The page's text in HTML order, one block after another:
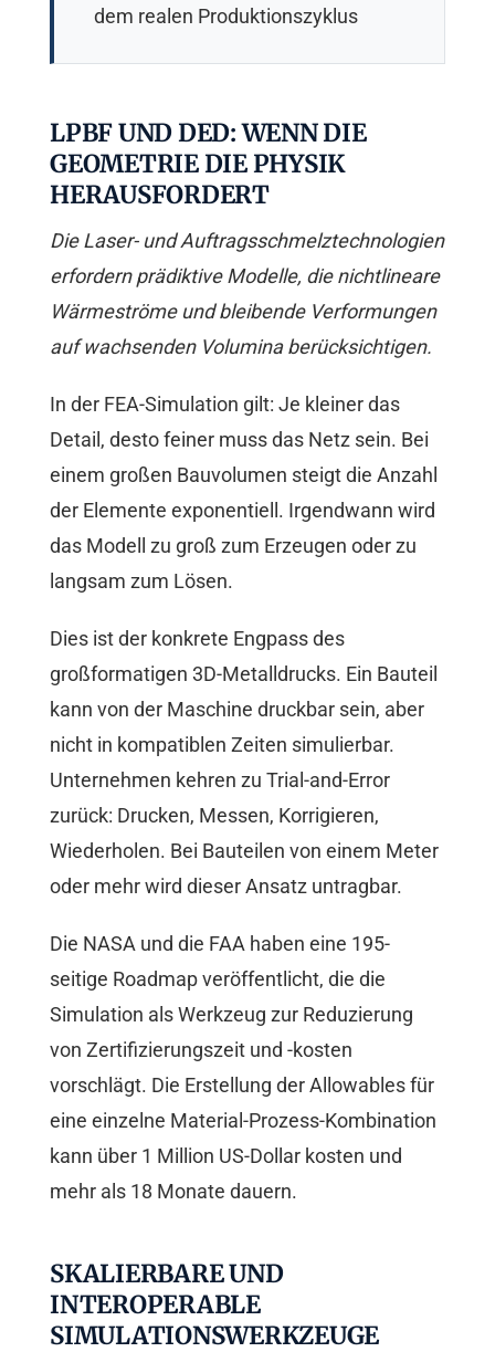
dem realen Produktionszyklus
LPBF UND DED: WENN DIE
GEOMETRIE DIE PHYSIK
HERAUSFORDERT
Die Laser- und Auftragsschmelztechnologien
erfordern prädiktive Modelle, die nichtlineare
Wärmeströme und bleibende Verformungen
auf wachsenden Volumina berücksichtigen.
In der FEA-Simulation gilt: Je kleiner das
Detail, desto feiner muss das Netz sein. Bei
einem großen Bauvolumen steigt die Anzahl
der Elemente exponentiell. Irgendwann wird
das Modell zu groß zum Erzeugen oder zu
langsam zum Lösen.
Dies ist der konkrete Engpass des
großformatigen 3D-Metalldrucks. Ein Bauteil
kann von der Maschine druckbar sein, aber
nicht in kompatiblen Zeiten simulierbar.
Unternehmen kehren zu Trial-and-Error
zurück: Drucken, Messen, Korrigieren,
Wiederholen. Bei Bauteilen von einem Meter
oder mehr wird dieser Ansatz untragbar.
Die NASA und die FAA haben eine 195-
seitige Roadmap veröffentlicht, die die
Simulation als Werkzeug zur Reduzierung
von Zertifizierungszeit und -kosten
vorschlägt. Die Erstellung der Allowables für
eine einzelne Material-Prozess-Kombination
kann über 1 Million US-Dollar kosten und
mehr als 18 Monate dauern.
SKALIERBARE UND
INTEROPERABLE
SIMULATIONSWERKZEUGE